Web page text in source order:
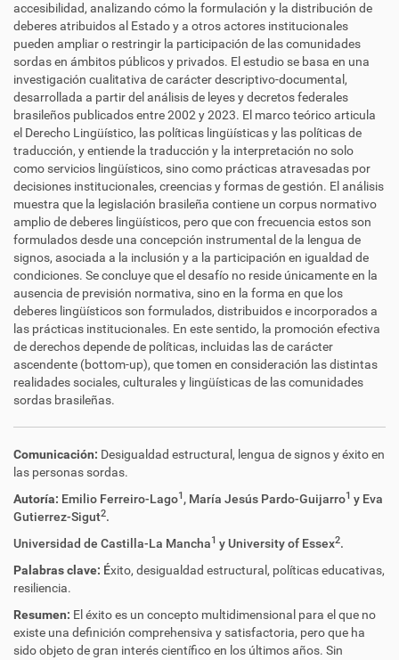
accesibilidad, analizando cómo la formulación y la distribución de
deberes atribuidos al Estado y a otros actores institucionales
pueden ampliar o restringir la participación de las comunidades
sordas en ámbitos públicos y privados. El estudio se basa en una
investigación cualitativa de carácter descriptivo-documental,
desarrollada a partir del análisis de leyes y decretos federales
brasileños publicados entre 2002 y 2023. El marco teórico articula
el Derecho Lingüístico, las políticas lingüísticas y las políticas de
traducción, y entiende la traducción y la interpretación no solo
como servicios lingüísticos, sino como prácticas atravesadas por
decisiones institucionales, creencias y formas de gestión. El análisis
muestra que la legislación brasileña contiene un corpus normativo
amplio de deberes lingüísticos, pero que con frecuencia estos son
formulados desde una concepción instrumental de la lengua de
signos, asociada a la inclusión y a la participación en igualdad de
condiciones. Se concluye que el desafío no reside únicamente en la
ausencia de previsión normativa, sino en la forma en que los
deberes lingüísticos son formulados, distribuidos e incorporados a
las prácticas institucionales. En este sentido, la promoción efectiva
de derechos depende de políticas, incluidas las de carácter
ascendente (bottom-up), que tomen en consideración las distintas
realidades sociales, culturales y lingüísticas de las comunidades
sordas brasileñas.
Comunicación: Desigualdad estructural, lengua de signos y éxito en
las personas sordas.
Autoría: Emilio Ferreiro-Lago1 , María Jesús Pardo-Guijarro1 y Eva
Gutierrez-Sigut2.
Universidad de Castilla-La Mancha1 y University of Essex2.
Palabras clave: Éxito, desigualdad estructural, políticas educativas,
resiliencia.
Resumen: El éxito es un concepto multidimensional para el que no
existe una definición comprehensiva y satisfactoria, pero que ha
sido objeto de gran interés científico en los últimos años. Sin